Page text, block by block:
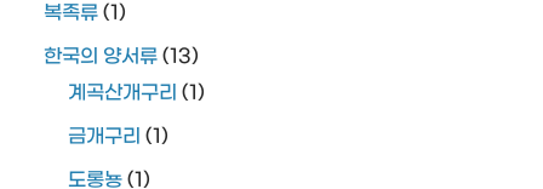
복족류 (1)
한국의 양서류 (13)
계곡산개구리 (1)
금개구리 (1)
도롱뇽 (1)